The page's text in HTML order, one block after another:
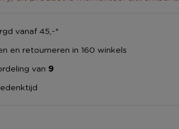
vanaf 45,-*
en retourneren in 160 winkels
van 9